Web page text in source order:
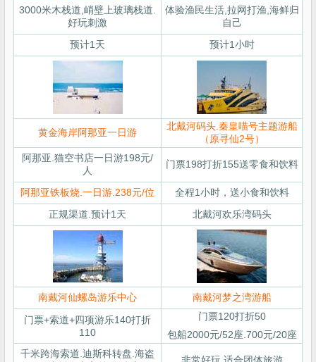
3000米木栈道,峭壁上玻璃栈道.
好玩刺激
体验渔民生活,拉网打渔,海鲜归
自己
预计1天
预计1小时
黄金海岸阿那亚一日游
北戴河码头.秦皇喵号主题游船
（原寻仙2号）
阿那亚.猫空书店一日游198元/
人
门票198打折155送零食和饮料
阿那亚铁板烧.一日游.238元/位
全程1小时，送小食和饮料
正规渠道.预计1天
北戴河欢乐湾码头
南戴河仙螺岛游乐中心
南戴河梦之湾游船
门票+索道+四项游乐140打折
110
门票120打折50
包船2000元/52座.700元/20座
千米跨海索道.迪斯科转盘.海盗